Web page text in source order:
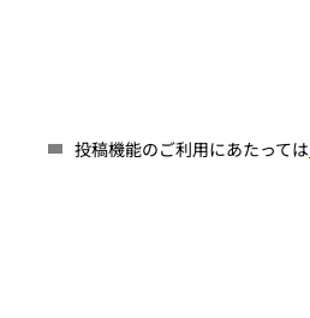
投稿機能のご利用にあたっては